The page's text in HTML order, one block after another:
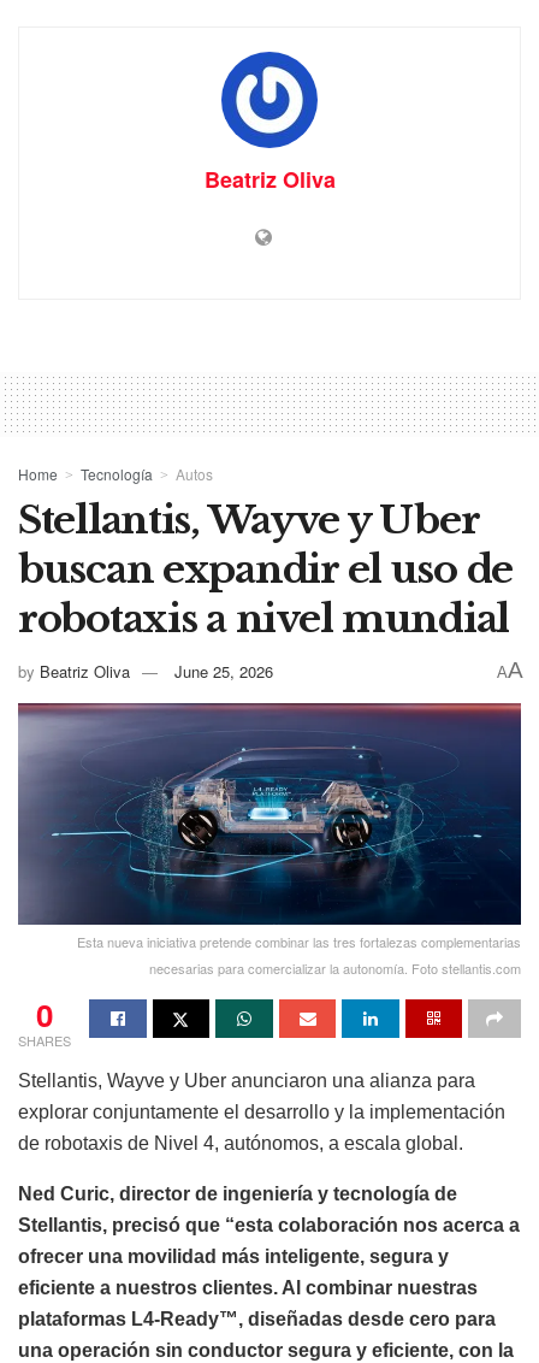
Beatriz Oliva
Home Tecnología Autos
Stellantis, Wayve y Uber
buscan expandir el uso de
robotaxis a nivel mundial
by Beatriz Oliva June 25, 2026 AA
Esta nueva iniciativa pretende combinar las tres fortalezas complementarias
necesarias para comercializar la autonomía. Foto stellantis.com
0
SHARES
Stellantis, Wayve y Uber anunciaron una alianza para
explorar conjuntamente el desarrollo y la implementación
de robotaxis de Nivel 4, autónomos, a escala global.
Ned Curic, director de ingeniería y tecnología de
Stellantis, precisó que “esta colaboración nos acerca a
ofrecer una movilidad más inteligente, segura y
eficiente a nuestros clientes. Al combinar nuestras
plataformas L4-Ready™, diseñadas desde cero para
una operación sin conductor segura y eficiente, con la